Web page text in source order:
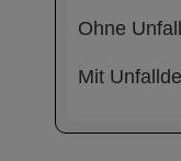
Ohne
Mit